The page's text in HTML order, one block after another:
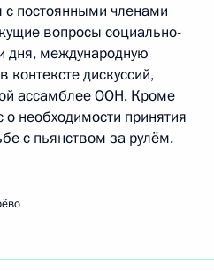
с постоянными членами
вопросы социально-
дня, международную
контексте дискуссий,
ассамблее ООН. Кроме
необходимости принятия
с пьянством за рулём.